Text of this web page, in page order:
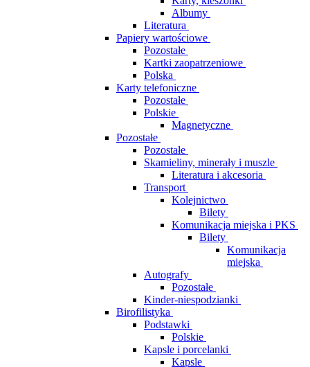
Albumy
Literatura
Papiery wartościowe
Pozostałe
Kartki zaopatrzeniowe
Polska
Karty telefoniczne
Pozostałe
Polskie
Magnetyczne
Pozostałe
Pozostałe
Skamieliny, minerały i muszle
Literatura i akcesoria
Transport
Kolejnictwo
Bilety
Komunikacja miejska i PKS
Bilety
Komunikacja
miejska
Autografy
Pozostałe
Kinder-niespodzianki
Birofilistyka
Podstawki
Polskie
Kapsle i porcelanki
Kapsle